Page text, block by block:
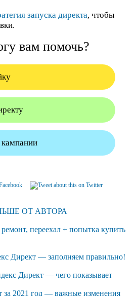
запуска директа, чтобы
вам помочь?
ОТ АВТОРА
переехал + попытка купить
Директ — заполняем правильно!
Директ — чего показывает
за 2021 год — важные изменения